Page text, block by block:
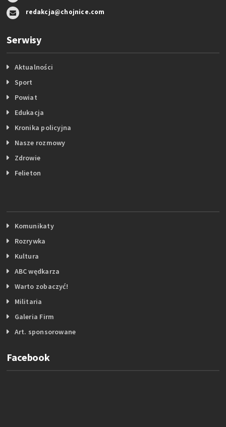
redakcja@chojnice.com
Serwisy
Aktualności
Sport
Powiat
Edukacja
Kronika policyjna
Nasze rozmowy
Zdrowie
Felieton
Komunikaty
Rozrywka
Kultura
ABC wędkarza
Warto zobaczyć!
Militaria
Galeria Firm
Art. sponsorowane
Facebook